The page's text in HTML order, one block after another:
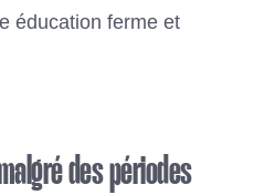
éducation ferme et
des périodes